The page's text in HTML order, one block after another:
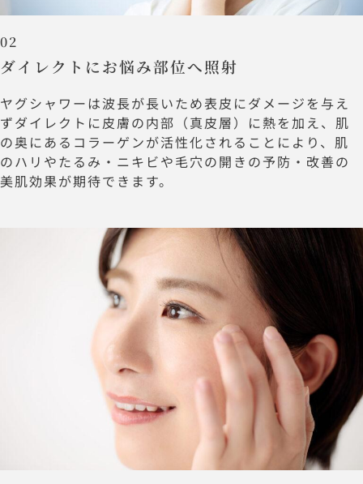
02
ダイレクトにお悩み部位へ照射
ヤグシャワーは波長が長いため表皮にダメージを与え
ずダイレクトに皮膚の内部（真皮層）に熱を加え、肌
の奥にあるコラーゲンが活性化されることにより、肌
のハリやたるみ・ニキビや毛穴の開きの予防・改善の
美肌効果が期待できます。